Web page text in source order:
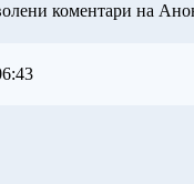
коментари на